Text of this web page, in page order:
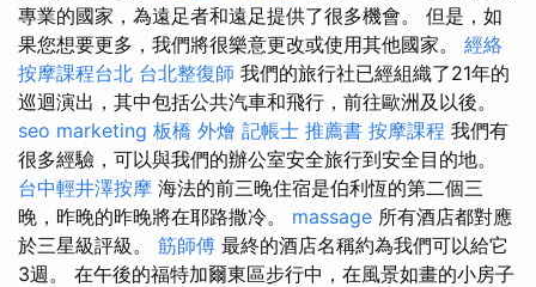
專業的國家，為遠足者和遠足提供了很多機會。 但是，如
果您想要更多，我們將很樂意更改或使用其他國家。 經絡
按摩課程台北 台北整復師 我們的旅行社已經組織了21年的
巡迴演出，其中包括公共汽車和飛行，前往歐洲及以後。
seo marketing 板橋 外燴 記帳士 推薦書 按摩課程 我們有
很多經驗，可以與我們的辦公室安全旅行到安全目的地。
台中輕井澤按摩 海法的前三晚住宿是伯利恆的第二個三
晚，昨晚的昨晚將在耶路撒冷。 massage 所有酒店都對應
於三星級評級。 筋師傅 最終的酒店名稱約為我們可以給它
3週。 在午後的福特加爾東區步行中，在風景如畫的小房子